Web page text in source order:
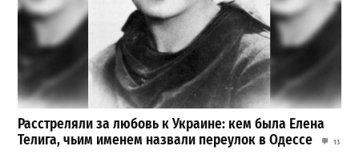
Расстреляли за любовь к Украине: кем была Елена
Телига, чьим именем назвали переулок в Одессе
13